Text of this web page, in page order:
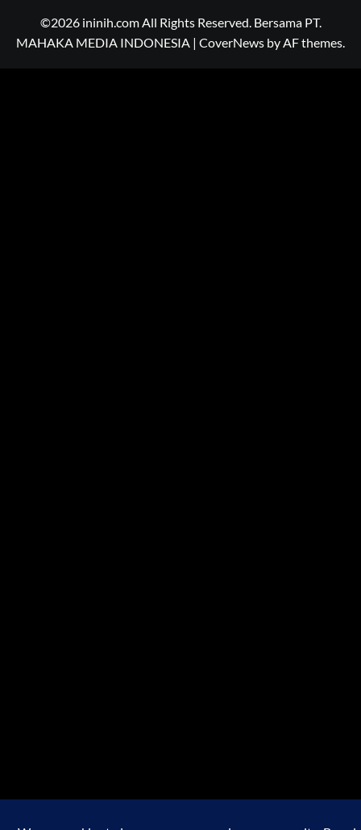
©2026 ininih.com All Rights Reserved. Bersama PT.
MAHAKA MEDIA INDONESIA | CoverNews by AF themes.